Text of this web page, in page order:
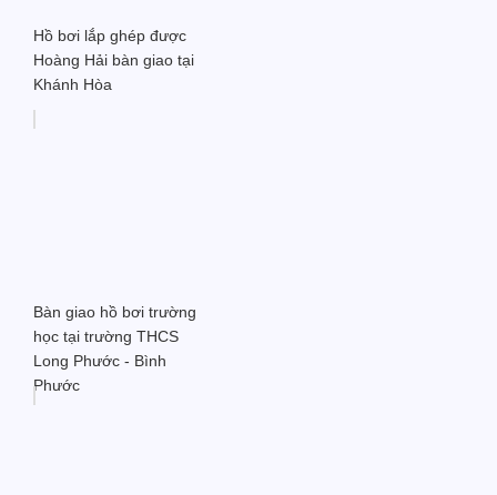
Hồ bơi lắp ghép được
Hoàng Hải bàn giao tại
Khánh Hòa
Bàn giao hồ bơi trường
học tại trường THCS
Long Phước - Bình
Phước